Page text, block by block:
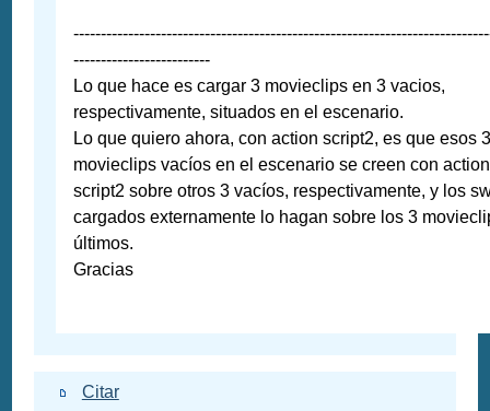
-------------------------
Lo que hace es cargar 3 movieclips en 3 vacios,
respectivamente, situados en el escenario.
Lo que quiero ahora, con action script2, es que esos
movieclips vacíos en el escenario se creen con action
script2 sobre otros 3 vacíos, respectivamente, y los
cargados externamente lo hagan sobre los 3
últimos.
Gracias
Citar